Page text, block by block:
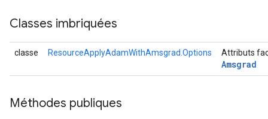
Classes imbriquées
classe ResourceApplyAdamWithAmsgrad.Options Attributs
Amsgrad
Méthodes publiques